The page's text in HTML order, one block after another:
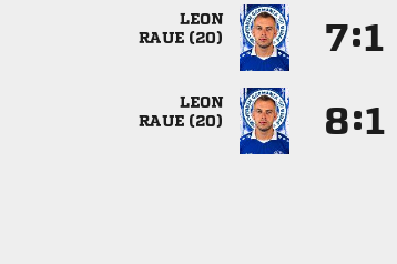

 
:

 
: